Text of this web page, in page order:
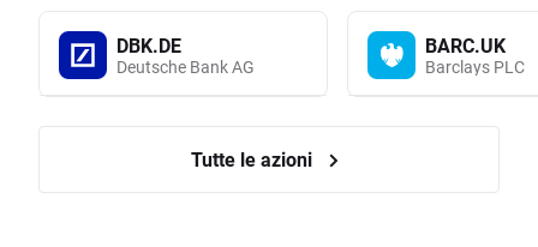
DBK.DE
Deutsche Bank AG
BARC.UK
Barclays PLC
Tutte le azioni